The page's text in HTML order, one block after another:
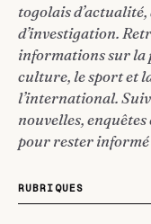
togolais d’actualité,
d’investigation.
informations sur la
culture, le sport et
l’international.
nouvelles,
pour rester informé
RUBRIQUES